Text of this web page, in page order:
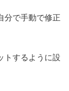
分で手動で修正
トするように設